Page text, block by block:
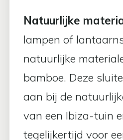
Natuurlijke
lampen of
natuurlijke
bamboe. Deze
aan bij de
van een Ibiza-tuin
tegelijkertijd voor